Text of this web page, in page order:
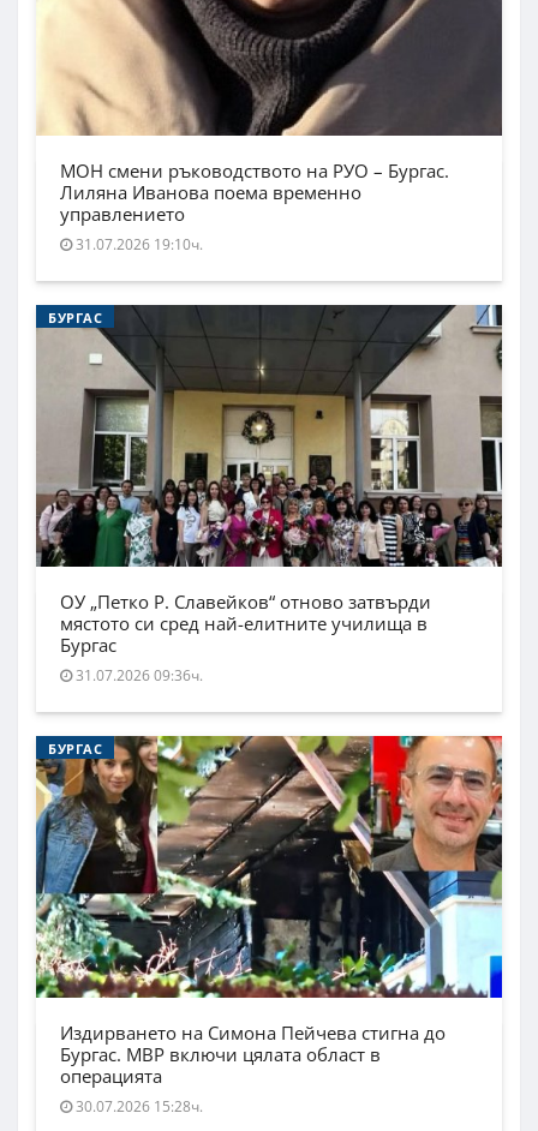
МОН смени ръководството на РУО – Бургас.
Лиляна Иванова поема временно
управлението
31.07.2026 19:10ч.
БУРГАС
ОУ „Петко Р. Славейков“ отново затвърди
мястото си сред най-елитните училища в
Бургас
31.07.2026 09:36ч.
БУРГАС
Издирването на Симона Пейчева стигна до
Бургас. МВР включи цялата област в
операцията
30.07.2026 15:28ч.